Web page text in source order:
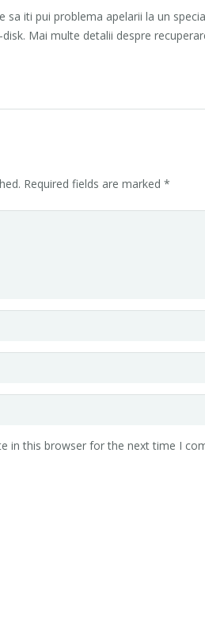
iti pui problema apelarii la un
Mai multe detalii despre
Required fields are marked *
in this browser for the next time I